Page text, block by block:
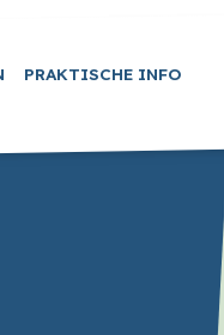
PRAKTISCHE INFO